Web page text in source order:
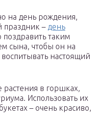
на день рождения,
– день
таким
сына, чтобы он на
настоящий
в горшках,
Использовать их
– очень красиво,